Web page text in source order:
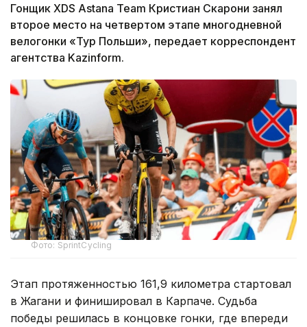
Гонщик XDS Astana Team Кристиан Скарони занял
второе место на четвертом этапе многодневной
велогонки «Тур Польши», передает корреспондент
агентства Kazinform.
Фото: SprintCycling
Этап протяженностью 161,9 километра стартовал
в Жагани и финишировал в Карпаче. Судьба
победы решилась в концовке гонки, где впереди